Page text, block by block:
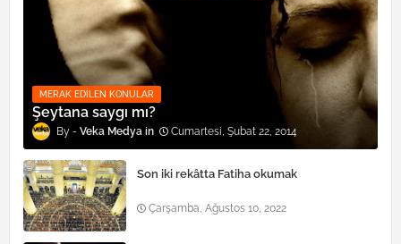
MERAK EDILEN KONULAR
Şeytana saygı mı?
Veka Medya Cumartesi, Şubat 22, 2014
Son iki rekâtta Fatiha okumak
Çarşamba, Ağustos 10, 2022